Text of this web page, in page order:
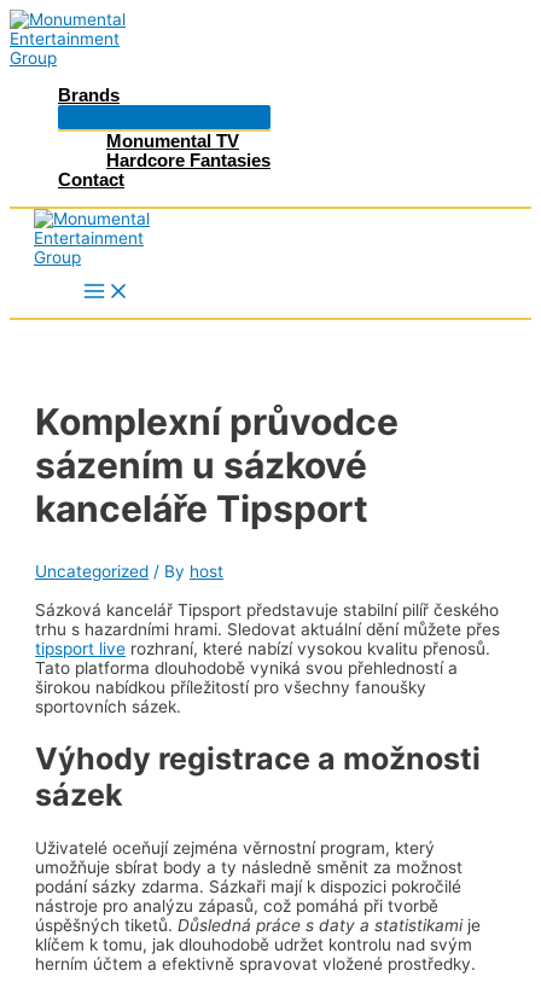
Skip
to
content
Brands
Toggle
Monumental TV
Hardcore Fantasies
Contact
Main
Menu
Komplexní průvodce
sázením u sázkové
kanceláře Tipsport
Uncategorized / By host
Sázková kancelář Tipsport představuje stabilní pilíř českého
trhu s hazardními hrami. Sledovat aktuální dění můžete přes
tipsport live rozhraní, které nabízí vysokou kvalitu přenosů.
Tato platforma dlouhodobě vyniká svou přehledností a
širokou nabídkou příležitostí pro všechny fanoušky
sportovních sázek.
Výhody registrace a možnosti
sázek
Uživatelé oceňují zejména věrnostní program, který
umožňuje sbírat body a ty následně směnit za možnost
podání sázky zdarma. Sázkaři mají k dispozici pokročilé
nástroje pro analýzu zápasů, což pomáhá při tvorbě
úspěšných tiketů.Důsledná práce s daty a statistikamije
klíčem k tomu, jak dlouhodobě udržet kontrolu nad svým
herním účtem a efektivně spravovat vložené prostředky.